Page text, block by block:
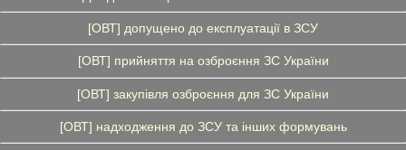
[ОВТ] допущено до експлуатації в ЗСУ
[ОВТ] прийняття на озброєння ЗС України
[ОВТ] закупівля озброєння для ЗС України
[ОВТ] надходження до ЗСУ та інших формувань